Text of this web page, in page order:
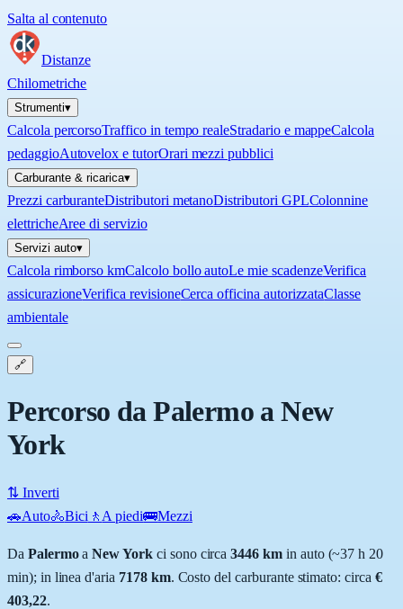
Salta al contenuto
Distanze
Chilometriche
Strumenti▾
Calcola percorsoTraffico in tempo realeStradario e mappeCalcola
pedaggioAutovelox e tutorOrari mezzi pubblici
Carburante & ricarica▾
Prezzi carburanteDistributori metanoDistributori GPLColonnine
elettricheAree di servizio
Servizi auto▾
Calcola rimborso kmCalcolo bollo autoLe mie scadenzeVerifica
assicurazioneVerifica revisioneCerca officina autorizzataClasse
ambientale
🔗
Percorso da Palermo a New
York
⇅ Inverti
🚗Auto🚴Bici 🚶 A piedi🚌Mezzi
Da PalermoaNew York ci sono circa 3446 kmin auto (~37 h 20
min); in linea d'aria 7178km. Costo del carburante stimato: circa €
403,22.